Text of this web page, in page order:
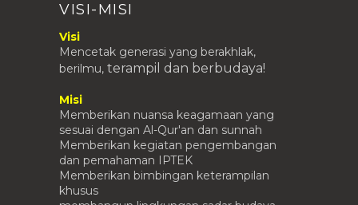
VISI-MISI
Visi
Mencetak generasi yang berakhlak,
berilmu, terampil dan berbudaya!
Misi
Memberikan nuansa keagamaan yang
sesuai dengan Al-Qur'an dan sunnah
Memberikan kegiatan pengembangan
dan pemahaman IPTEK
Memberikan bimbingan keterampilan
khusus